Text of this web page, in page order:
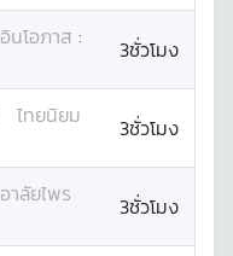
อินโอภาส :
3ชั่วโมง
ไทยนิยม
3ชั่วโมง
อาลัยไพร
3ชั่วโมง